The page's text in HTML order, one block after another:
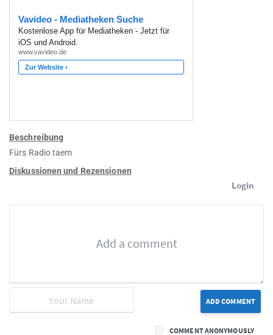
Beschreibung
Fürs Radio taem
Diskussionen und Rezensionen
Login
ADD COMMENT
COMMENT ANONYMOUSLY